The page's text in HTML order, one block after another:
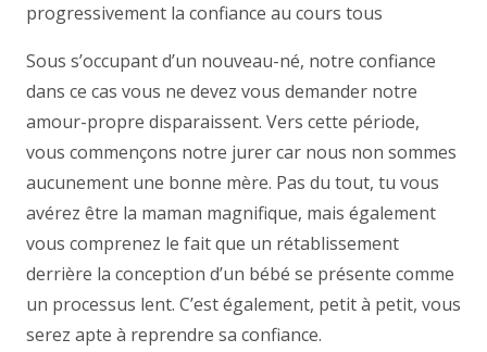
progressivement la confiance au cours tous
Sous s’occupant d’un nouveau-né, notre confiance
dans ce cas vous ne devez vous demander notre
amour-propre disparaissent. Vers cette période,
vous commençons notre jurer car nous non sommes
aucunement une bonne mère. Pas du tout, tu vous
avérez être la maman magnifique, mais également
vous comprenez le fait que un rétablissement
derrière la conception d’un bébé se présente comme
un processus lent. C’est également, petit à petit, vous
serez apte à reprendre sa confiance.